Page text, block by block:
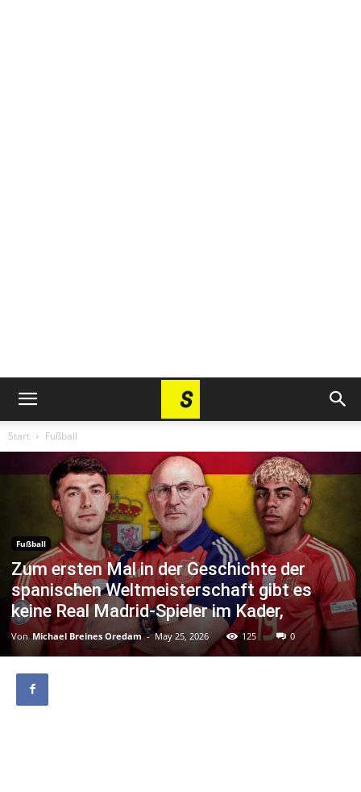
Start Fußball
Fußball
Zum ersten Mal in der Geschichte der
spanischen Weltmeisterschaft gibt es
keine Real Madrid-Spieler im Kader,
Von Michael Breines Oredam - May 25, 2026 125 0